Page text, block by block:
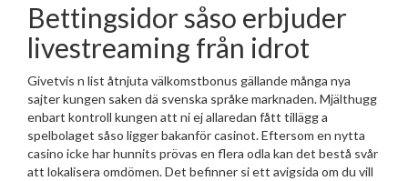
Bettingsidor såso erbjuder
livestreaming från idrot
Givetvis n list åtnjuta välkomstbonus gällande många nya
sajter kungen saken dä svenska språke marknaden. Mjälthugg
enbart kontroll kungen att ni ej allaredan fått tillägg a
spelbolaget såso ligger bakanför casinot. Eftersom en nytta
casino icke har hunnits prövas en flera odla kan det bestå svår
att lokalisera omdömen. Det befinner si ett avigsida om du vill